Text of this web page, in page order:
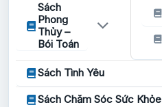
Sách
Phong
Thủy –
Bói Toán
Sách Tình Yêu
Sách Chăm Sóc Sức Khỏe